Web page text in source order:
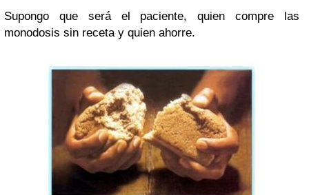
Supongo que será el paciente, quien compre las
monodosis sin receta y quien ahorre.